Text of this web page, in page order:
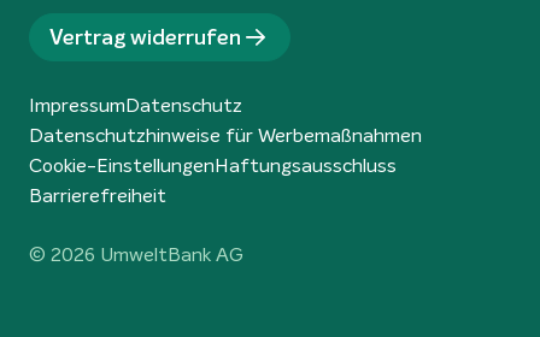
Vertrag widerrufen
ImpressumDatenschutz
Datenschutzhinweise für Werbemaßnahmen
Cookie-EinstellungenHaftungsausschluss
Barrierefreiheit
© 2026 UmweltBank AG